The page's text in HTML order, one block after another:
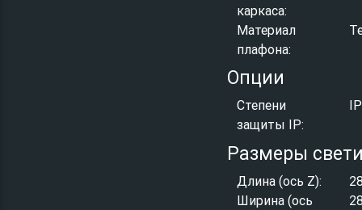
каркаса:
Материал
плафона:
Опции
Степени
защиты IP:
Размеры
Длина (ось Z):
Ширина (ось